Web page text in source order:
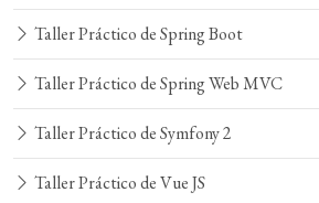
Taller Práctico de Spring Boot
Taller Práctico de Spring Web MVC
Taller Práctico de Symfony 2
Taller Práctico de Vue JS